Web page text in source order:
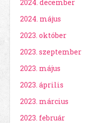
2024. december
2024. május
2023. október
2023. szeptember
2023. május
2023. április
2023. március
2023. február